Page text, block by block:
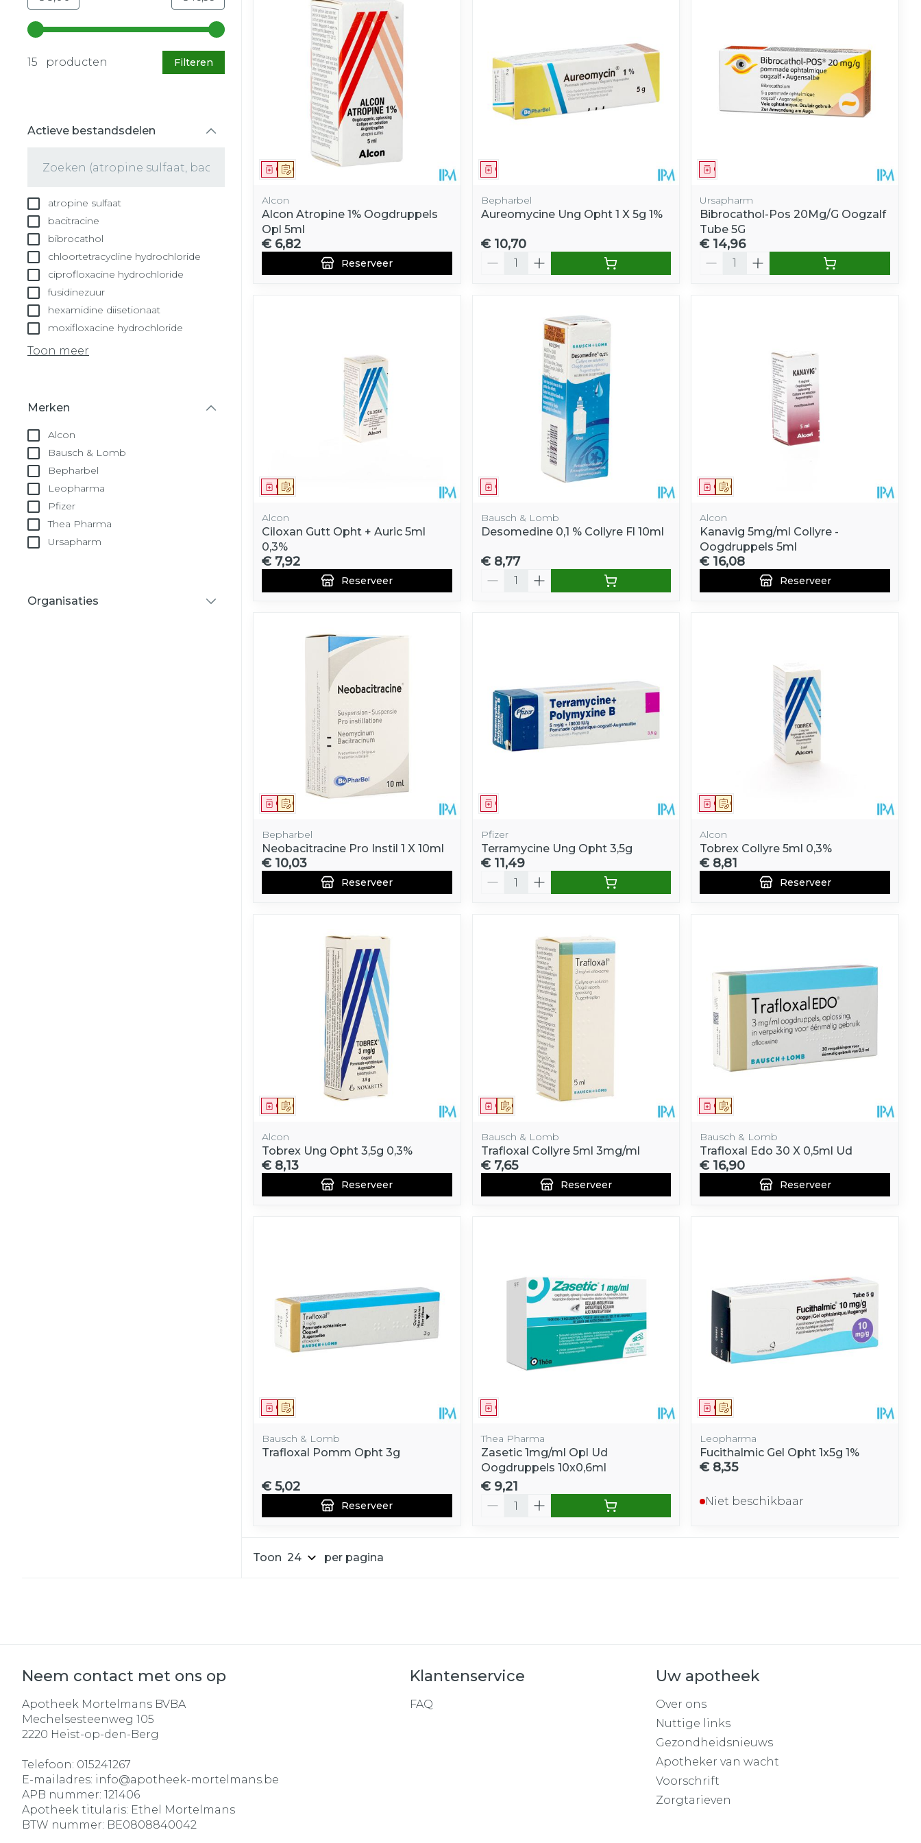
Gebruik de pijltjestoetsen links en rechts om de minimale en maximale prijswaarden aan te passen.
15 producten Filteren
Actieve bestandsdelen
atropine sulfaat
bacitracine
bibrocathol
chloortetracycline hydrochloride
ciprofloxacine hydrochloride
fusidinezuur
hexamidine diisetionaat
moxifloxacine hydrochloride
Toon meer
Merken
Alcon
Bausch & Lomb
Bepharbel
Leopharma
Pfizer
Thea Pharma
Ursapharm
Organisaties
Op voorschrift
Geneesmiddel
Alcon
Alcon Atropine 1% Oogdruppels
Opl 5ml
€ 6,82
Reserveer
Geneesmiddel
Bepharbel
Aureomycine Ung Opht 1 X 5g 1%
€ 10,70
Aantal
Geneesmiddel
Ursapharm
Bibrocathol-Pos 20Mg/G Oogzalf
Tube 5G
€ 14,96
Aantal
Op voorschrift
Geneesmiddel
Alcon
Ciloxan Gutt Opht + Auric 5ml
0,3%
€ 7,92
Reserveer
Geneesmiddel
Bausch & Lomb
Desomedine 0,1 % Collyre Fl 10ml
€ 8,77
Aantal
Op voorschrift
Geneesmiddel
Alcon
Kanavig 5mg/ml Collyre -
Oogdruppels 5ml
€ 16,08
Reserveer
Op voorschrift
Geneesmiddel
Bepharbel
Neobacitracine Pro Instil 1 X 10ml
€ 10,03
Reserveer
Geneesmiddel
Pfizer
Terramycine Ung Opht 3,5g
€ 11,49
Aantal
Op voorschrift
Geneesmiddel
Alcon
Tobrex Collyre 5ml 0,3%
€ 8,81
Reserveer
Op voorschrift
Geneesmiddel
Alcon
Tobrex Ung Opht 3,5g 0,3%
€ 8,13
Reserveer
Op voorschrift
Geneesmiddel
Bausch & Lomb
Trafloxal Collyre 5ml 3mg/ml
€ 7,65
Reserveer
Op voorschrift
Geneesmiddel
Bausch & Lomb
Trafloxal Edo 30 X 0,5ml Ud
€ 16,90
Reserveer
Op voorschrift
Geneesmiddel
Bausch & Lomb
Trafloxal Pomm Opht 3g
€ 5,02
Reserveer
Geneesmiddel
Thea Pharma
Zasetic 1mg/ml Opl Ud
Oogdruppels 10x0,6ml
€ 9,21
Aantal
Op voorschrift
Geneesmiddel
Leopharma
Fucithalmic Gel Opht 1x5g 1%
€ 8,35
Niet beschikbaar
Toon per pagina
Neem contact met ons op
Apotheek Mortelmans BVBA
Mechelsesteenweg 105
2220 Heist-op-den-Berg
Telefoon: 015241267
E-mailadres: info@apotheek-mortelmans.be
APB nummer: 121406
Apotheek titularis: Ethel Mortelmans
BTW nummer: BE0808840042
Klantenservice
FAQ
Uw apotheek
Over ons
Nuttige links
Gezondheidsnieuws
Apotheker van wacht
Voorschrift
Zorgtarieven